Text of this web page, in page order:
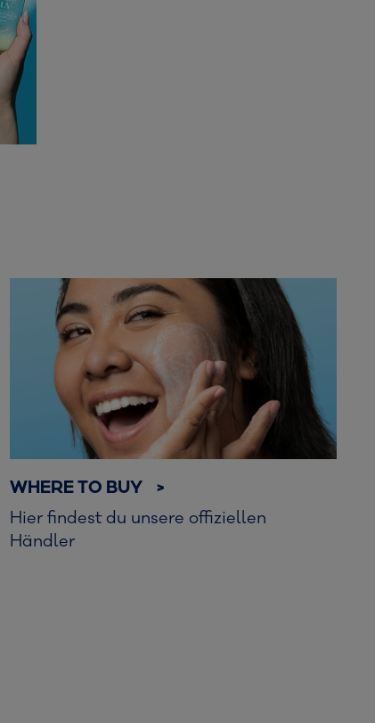
WHERE TO BUY >
Hier findest du unsere offiziellen
Händler